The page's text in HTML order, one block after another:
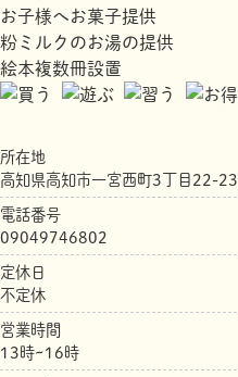
お子様へお菓子提供
粉ミルクのお湯の提供
絵本複数冊設置
所在地
高知県高知市一宮西町3丁目22-23
電話番号
09049746802
定休日
不定休
営業時間
13時~16時